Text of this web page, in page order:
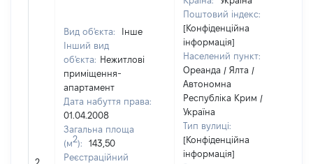
2
Вид об'єкта:
Інше
Інший вид
об'єкта: Нежитлові
приміщення-
апартамент
Дата набуття права:
01.04.2008
Загальна площа
(м2):
143,50
Реєстраційний
Поштовий індекс:
[Конфіденційна
інформація]
Населений пункт:
Ореанда / Ялта /
Автономна
Республіка Крим /
Україна
Тип вулиці:
[Конфіденційна
інформація]